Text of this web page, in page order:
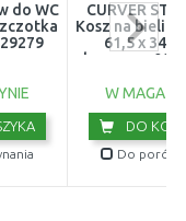
do WC
CURVER
Kosz na
61,5 x 34,1
kremowy
W
DO
Do